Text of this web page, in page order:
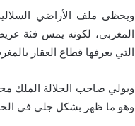
ويحظى ملف الأراضي
المغربي، لكونه يمس فئة
التي يعرفها قطاع العقار
ويولي صاحب الجلالة الملك
وهو ما ظهر بشكل جلي في